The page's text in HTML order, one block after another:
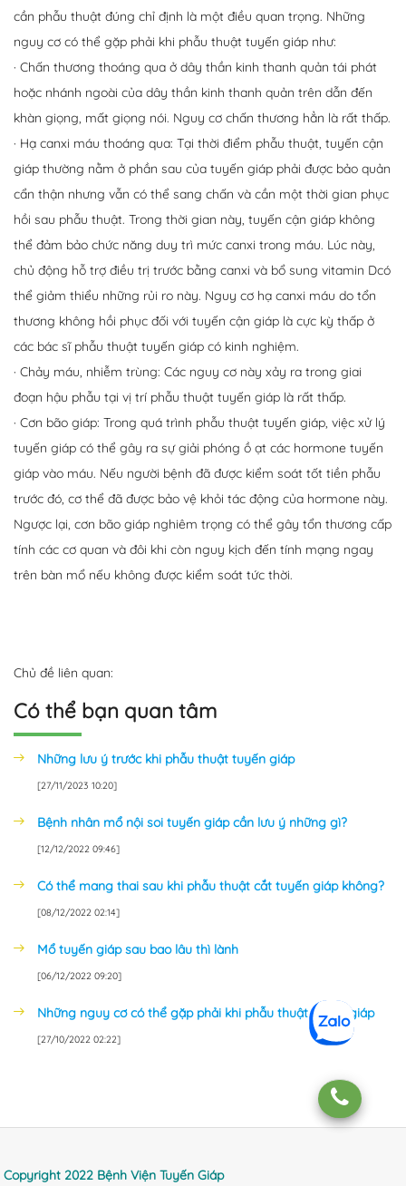
cần phẫu thuật đúng chỉ định là một điều quan trọng. Những
nguy cơ có thể gặp phải khi phẫu thuật tuyến giáp như:
· Chấn thương thoáng qua ở dây thần kinh thanh quản tái phát
hoặc nhánh ngoài của dây thần kinh thanh quản trên dẫn đến
khàn giọng, mất giọng nói. Nguy cơ chấn thương hẳn là rất thấp.
· Hạ canxi máu thoáng qua: Tại thời điểm phẫu thuật, tuyến cận
giáp thường nằm ở phần sau của tuyến giáp phải được bảo quản
cẩn thận nhưng vẫn có thể sang chấn và cần một thời gian phục
hồi sau phẫu thuật. Trong thời gian này, tuyến cận giáp không
thể đảm bảo chức năng duy trì mức canxi trong máu. Lúc này,
chủ động hỗ trợ điều trị trước bằng canxi và bổ sung vitamin Dcó
thể giảm thiểu những rủi ro này. Nguy cơ hạ canxi máu do tổn
thương không hồi phục đối với tuyến cận giáp là cực kỳ thấp ở
các bác sĩ phẫu thuật tuyến giáp có kinh nghiệm.
· Chảy máu, nhiễm trùng: Các nguy cơ này xảy ra trong giai
đoạn hậu phẫu tại vị trí phẫu thuật tuyến giáp là rất thấp.
· Cơn bão giáp: Trong quá trình phẫu thuật tuyến giáp, việc xử lý
tuyến giáp có thể gây ra sự giải phóng ồ ạt các hormone tuyến
giáp vào máu. Nếu người bệnh đã được kiểm soát tốt tiền phẫu
trước đó, cơ thể đã được bảo vệ khỏi tác động của hormone này.
Ngược lại, cơn bão giáp nghiêm trọng có thể gây tổn thương cấp
tính các cơ quan và đôi khi còn nguy kịch đến tính mạng ngay
trên bàn mổ nếu không được kiểm soát tức thời.
Chủ đề liên quan:
Có thể bạn quan tâm
Những lưu ý trước khi phẫu thuật tuyến giáp
[27/11/2023 10:20]
Bệnh nhân mổ nội soi tuyến giáp cần lưu ý những gì?
[12/12/2022 09:46]
Có thể mang thai sau khi phẫu thuật cắt tuyến giáp không?
[08/12/2022 02:14]
Mổ tuyến giáp sau bao lâu thì lành
[06/12/2022 09:20]
Những nguy cơ có thể gặp phải khi phẫu thuật tuyến giáp
[27/10/2022 02:22]
Copyright 2022 Bệnh Viện Tuyến Giáp